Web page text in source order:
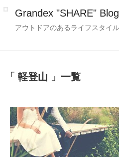
Grandex "SHARE" Blog
アウトドアのあるライフスタイ
「 軽登山 」一覧